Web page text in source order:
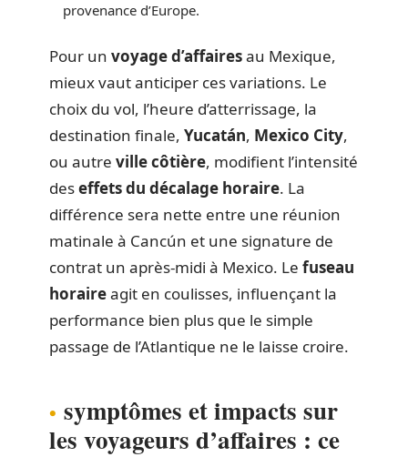
provenance d’Europe.
Pour un voyage d’affairesau Mexique,
mieux vaut anticiper ces variations. Le
choix du vol, l’heure d’atterrissage, la
destination finale, Yucatán, Mexico City,
ou autre ville côtière, modifient l’intensité
deseffets du décalage horaire. La
différence sera nette entre une réunion
matinale à Cancún et une signature de
contrat un après-midi à Mexico. Le fuseau
horaireagit en coulisses, influençant la
performance bien plus que le simple
passage de l’Atlantique ne le laisse croire.
symptômes et impacts sur
les voyageurs d’affaires : ce